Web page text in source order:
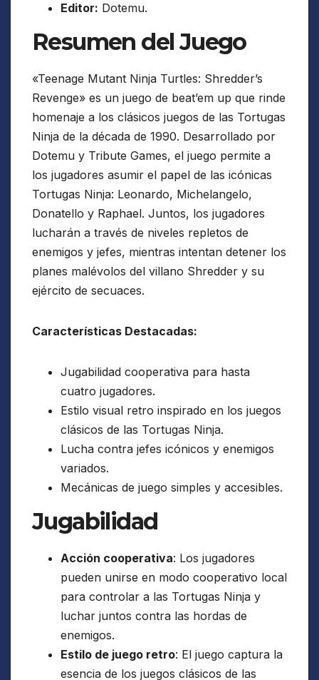
Editor: Dotemu.
Resumen del Juego
«Teenage Mutant Ninja Turtles: Shredder’s
Revenge» es un juego de beat’em up que rinde
homenaje a los clásicos juegos de las Tortugas
Ninja de la década de 1990. Desarrollado por
Dotemu y Tribute Games, el juego permite a
los jugadores asumir el papel de las icónicas
Tortugas Ninja: Leonardo, Michelangelo,
Donatello y Raphael. Juntos, los jugadores
lucharán a través de niveles repletos de
enemigos y jefes, mientras intentan detener los
planes malévolos del villano Shredder y su
ejército de secuaces.
Características Destacadas:
Jugabilidad cooperativa para hasta
cuatro jugadores.
Estilo visual retro inspirado en los juegos
clásicos de las Tortugas Ninja.
Lucha contra jefes icónicos y enemigos
variados.
Mecánicas de juego simples y accesibles.
Jugabilidad
Acción cooperativa: Los jugadores
pueden unirse en modo cooperativo local
para controlar a las Tortugas Ninja y
luchar juntos contra las hordas de
enemigos.
Estilo de juego retro: El juego captura la
esencia de los juegos clásicos de las